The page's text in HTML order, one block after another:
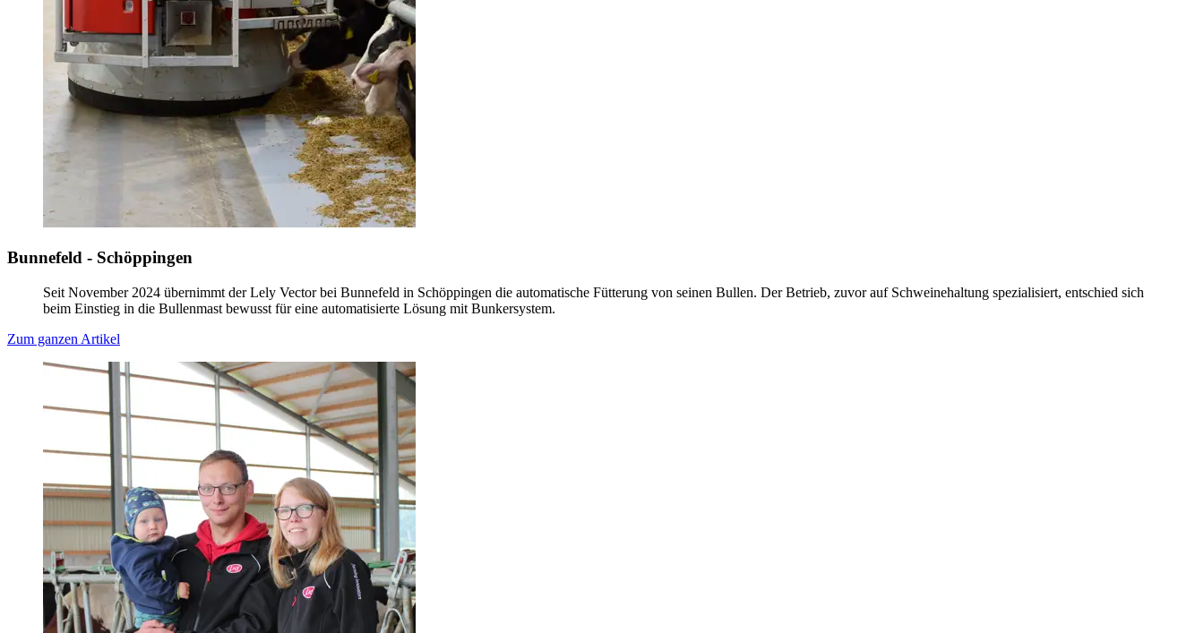
Bunnefeld - Schöppingen
Seit November 2024 übernimmt der Lely Vector bei Bunnefeld in Schöppingen die automatische Fütterung von seinen Bullen. Der Betrieb, zuvor auf Schweinehaltung spezialisiert, entschied sich
beim Einstieg in die Bullenmast bewusst für eine automatisierte Lösung mit Bunkersystem.
Zum ganzen Artikel